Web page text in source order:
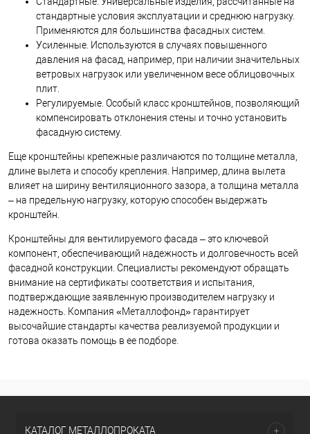
стандартные условия эксплуатации и среднюю нагрузку.
Применяются для большинства фасадных систем.
Усиленные. Используются в случаях повышенного
давления на фасад, например, при наличии значительных
ветровых нагрузок или увеличенном весе облицовочных
плит.
Регулируемые. Особый класс кронштейнов, позволяющий
компенсировать отклонения стены и точно установить
фасадную систему.
Еще кронштейны крепежные различаются по толщине металла,
длине вылета и способу крепления. Например, длина вылета
влияет на ширину вентиляционного зазора, а толщина металла
– на предельную нагрузку, которую способен выдержать
кронштейн.
Кронштейны для вентилируемого фасада – это ключевой
компонент, обеспечивающий надежность и долговечность всей
фасадной конструкции. Специалисты рекомендуют обращать
внимание на сертификаты соответствия и испытания,
подтверждающие заявленную производителем нагрузку и
надежность. Компания «Металлофонд» гарантирует
высочайшие стандарты качества реализуемой продукции и
готова оказать помощь в ее подборе.
КАТАЛОГ МЕТАЛЛОПРОКАТА